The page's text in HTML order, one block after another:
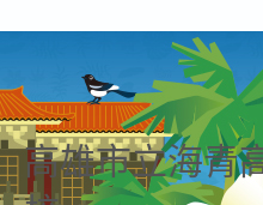
高雄市立海青